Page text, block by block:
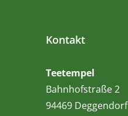
Kontakt
Teetempel
Bahnhofstraße 2
94469 Deggendorf